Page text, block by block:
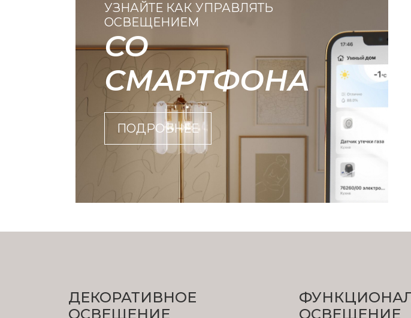
УЗНАЙТЕ КАК УПРАВЛЯТЬ
ОСВЕЩЕНИЕМ
СО
СМАРТФОНА
ПОДРОБНЕЕ
ДЕКОРАТИВНОЕ
ОСВЕЩЕНИЕ
ОСВЕЩЕНИЕ